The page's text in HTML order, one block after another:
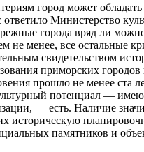
город может обладать
ответило Министерство
города вряд ли
не менее, все остальные
свидетельством
приморских
прошло не менее ста
потенциал —
— есть. Наличие
памятников и